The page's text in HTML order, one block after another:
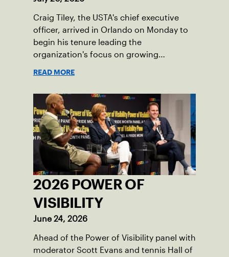
Craig Tiley, the USTA's chief executive
officer, arrived in Orlando on Monday to
begin his tenure leading the
organization's focus on growing
READ MORE
2026 POWER OF
VISIBILITY
June 24, 2026
Ahead of the Power of Visibility panel with
moderator Scott Evans and tennis Hall of